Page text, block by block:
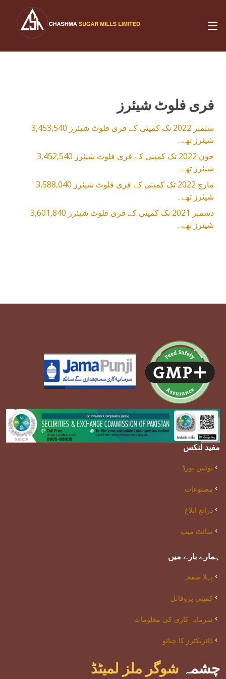
فری فلوٹ شیئرز
ستمبر 2022 تک کمپنی کے فری فلوٹ شیئرز 3,453,540
شیئرز تھے۔
جون 2022 تک کمپنی کے فری فلوٹ شیئرز 3,452,540
شیئرز تھے۔
مارچ 2022 تک کمپنی کے فری فلوٹ شیئرز 3,588,040
شیئرز تھے۔
دسمبر 2021 تک کمپنی کے فری فلوٹ شیئرز 3,601,840
شیئرز تھے۔
مفید لنکس
نوٹس بورڈ
مصنوعات
ذرائع ابلاغ
سائٹ میپ
ہمارے بارے میں
پہلا صفحہ
کمپنی پروفائل
سرمایہ کاری کی معلومات
ڈائریکٹرز کا چنائو
چشمہ شوگر ملز لمیٹڈ